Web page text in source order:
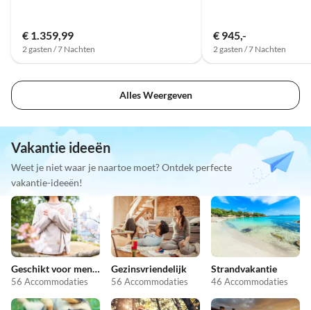
€ 1.359,99
2 gasten / 7 Nachten
€ 945,-
2 gasten / 7 Nachten
Alles Weergeven
Vakantie ideeën
Weet je niet waar je naartoe moet? Ontdek perfecte
vakantie-ideeën!
Geschikt voor mensen met allergieën
56 Accommodaties
Gezinsvriendelijk
56 Accommodaties
Strandvakantie
46 Accommodaties